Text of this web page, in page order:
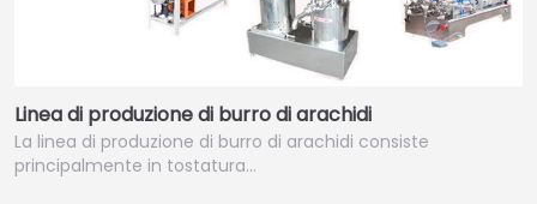
Linea di produzione di burro di arachidi
La linea di produzione di burro di arachidi consiste
principalmente in tostatura…